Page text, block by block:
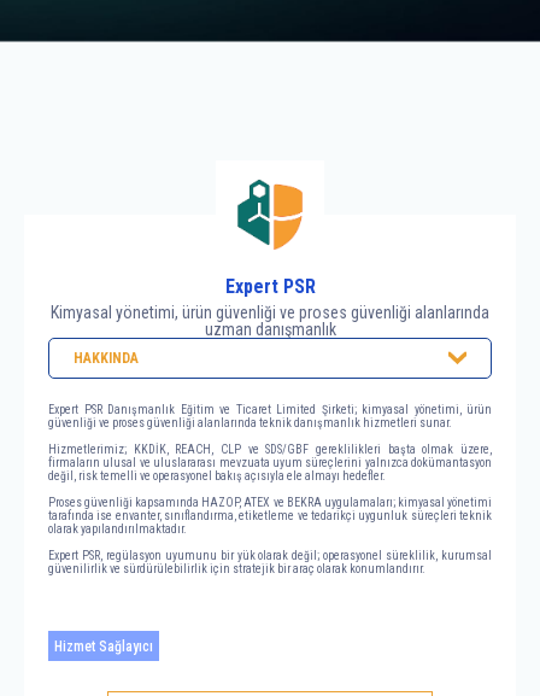
Expert PSR
Kimyasal yönetimi, ürün güvenliği ve proses güvenliği alanlarında
uzman danışmanlık
HAKKINDA
Expert PSR Danışmanlık Eğitim ve Ticaret Limited Şirketi; kimyasal yönetimi, ürün
güvenliği ve proses güvenliği alanlarında teknik danışmanlık hizmetleri sunar.
Hizmetlerimiz; KKDİK, REACH, CLP ve SDS/GBF gereklilikleri başta olmak üzere,
firmaların ulusal ve uluslararası mevzuata uyum süreçlerini yalnızca dokümantasyon
değil, risk temelli ve operasyonel bakış açısıyla ele almayı hedefler.
Proses güvenliği kapsamında HAZOP, ATEX ve BEKRA uygulamaları; kimyasal yönetimi
tarafında ise envanter, sınıflandırma, etiketleme ve tedarikçi uygunluk süreçleri teknik
olarak yapılandırılmaktadır.
Expert PSR, regülasyon uyumunu bir yük olarak değil; operasyonel süreklilik, kurumsal
güvenilirlik ve sürdürülebilirlik için stratejik bir araç olarak konumlandırır.
Hizmet Sağlayıcı